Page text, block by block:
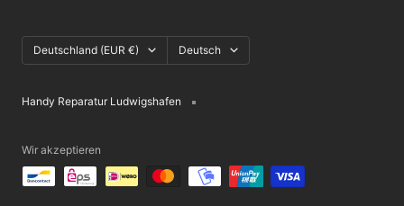
Land/Region
Deutschland (EUR €) Sprache
Deutsch
Handy Reparatur Ludwigshafen
Wir akzeptieren